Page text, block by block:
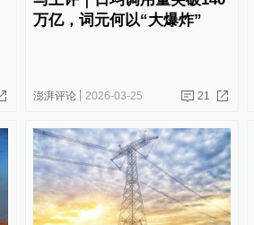
万亿，词元何以“大爆炸”
澎湃评论 2026-03-25 21